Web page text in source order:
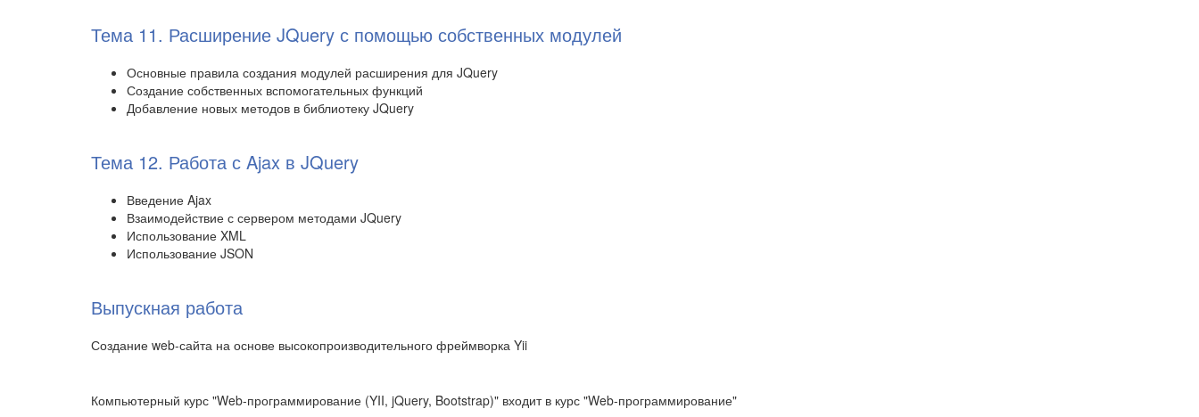
Тема 11. Расширение JQuery с помощью собственных модулей
Основные правила создания модулей расширения для JQuery
Создание собственных вспомогательных функций
Добавление новых методов в библиотеку JQuery
Тема 12. Работа с Ajax в JQuery
Введение Ajax
Взаимодействие с сервером методами JQuery
Использование XML
Использование JSON
Выпускная работа
Создание web-сайта на основе высокопроизводительного фреймворка Yii
Компьютерный курс "Web-программирование (YII, jQuery, Bootstrap)" входит в курс "Web-программирование"